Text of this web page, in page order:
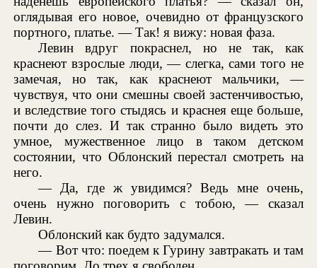
оглядывая его новое, очевидно от французского
портного, платье. — Так! я вижу: новая фаза.
Левин вдруг покраснел, но не так, как
краснеют взрослые люди, — слегка, сами того не
замечая, но так, как краснеют мальчики, —
чувствуя, что они смешны своей застенчивостью,
и вследствие того стыдясь и краснея еще больше,
почти до слез. И так странно было видеть это
умное, мужественное лицо в таком детском
состоянии, что Облонский перестал смотреть на
него.
— Да, где ж увидимся? Ведь мне очень,
очень нужно поговорить с тобою, — сказал
Левин.
Облонский как будто задумался.
— Вот что: поедем к Гурину завтракать и там